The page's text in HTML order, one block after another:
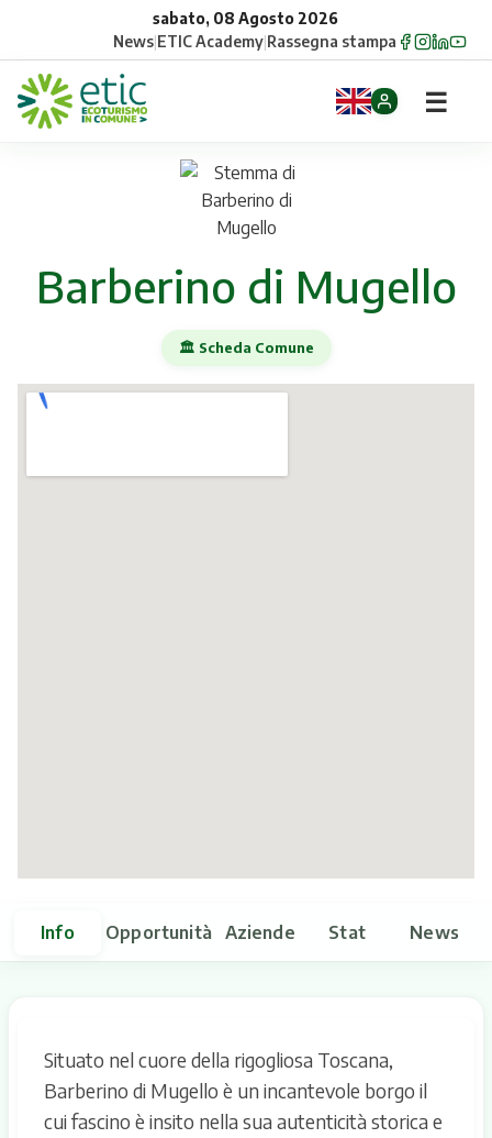
sabato, 08 Agosto 2026
News|ETIC Academy|Rassegna stampa
Comuni
Gruppi
☰
Barberino di Mugello
🏛️ Scheda Comune
Info Opportunità Aziende Stat News
Situato nel cuore della rigogliosa Toscana,
Barberino di Mugello è un incantevole borgo il
cui fascino è insito nella sua autenticità storica e